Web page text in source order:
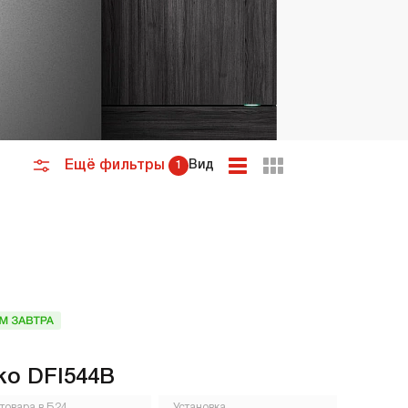
премиум класса
Подогреватели
Ещё фильтры 1 Вид
DFI544B